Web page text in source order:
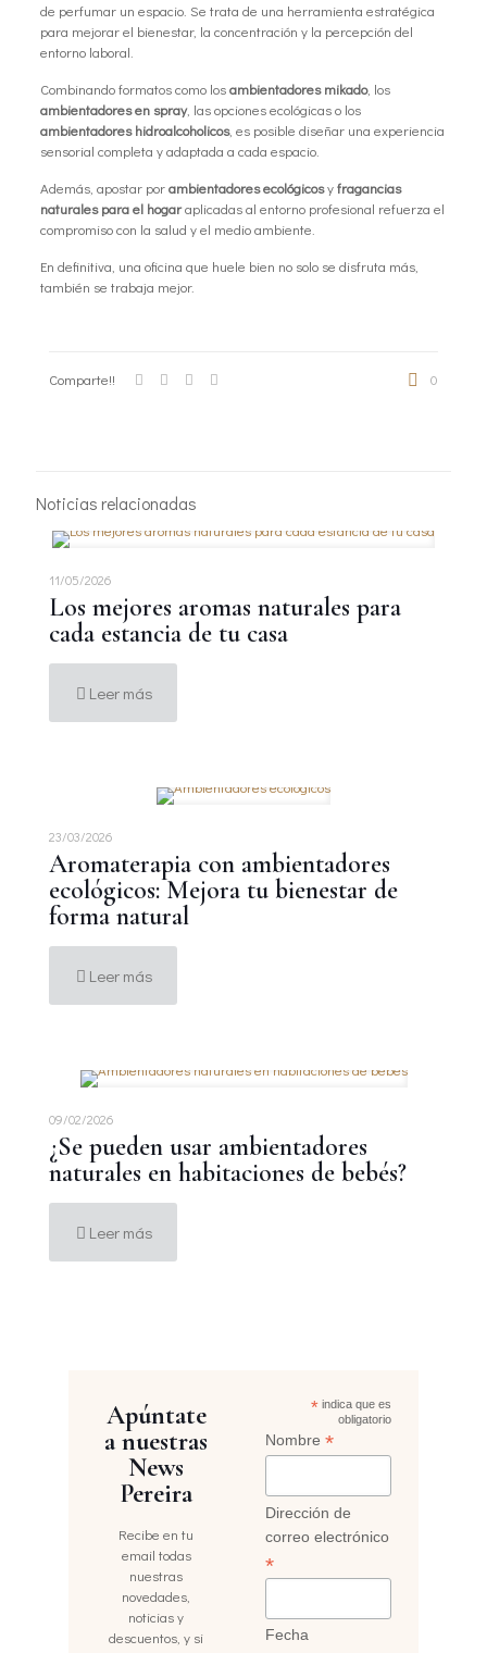
de perfumar un espacio. Se trata de una herramienta estratégica
para mejorar el bienestar, la concentración y la percepción del
entorno laboral.
Combinando formatos como losambientadores mikado, los
ambientadores en spray, las opciones ecológicas o los
ambientadores hidroalcoholicos, es posible diseñar una experiencia
sensorial completa y adaptada a cada espacio.
Además, apostar porambientadores ecológicosyfragancias
naturales para el hogaraplicadas al entorno profesional refuerza el
compromiso con la salud y el medio ambiente.
En definitiva, una oficina que huele bien no solo se disfruta más,
también se trabaja mejor.
Comparte!! 0
Noticias relacionadas
11/05/2026
Los mejores aromas naturales para
cada estancia de tu casa
Leer más
23/03/2026
Aromaterapia con ambientadores
ecológicos: Mejora tu bienestar de
forma natural
Leer más
09/02/2026
¿Se pueden usar ambientadores
naturales en habitaciones de bebés?
Leer más
Apúntate
a nuestras
News
Pereira
Recibe en tu
email todas
nuestras
novedades,
noticias y
descuentos, y si
* indica que es
obligatorio
Nombre *
Dirección de
correo electrónico
*
Fecha